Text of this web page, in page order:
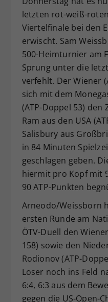
letzten rot-weiß-
Viertelfinale bei den
erwischt. Sam
500-Heimturnier am
Sprung unter die
verfehlt. Der Wiener
sich mit dem
(ATP-Doppel 53) den
Ram aus den USA
Salisbury aus
in 84 Minuten
geschlagen geben.
hiermit pro Kopf mit
90 ATP-Punkten
Arneodo/Weissborn
ersten Runde am
ÖTV-Duell den
158) sowie den
Rodionov (ATP-
Loser noch ins Feld
6:4, 6:3 aus dem
gegen die US-Open-
Zweck
Dieser
zufällig
hat.